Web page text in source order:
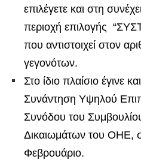
επιλέγετε και στη
περιοχή επιλογής
που αντιστοιχεί στον
γεγονότων.
Στο ίδιο πλαίσιο έγινε
Συνάντηση Υψηλού
Συνόδου του
Δικαιωμάτων του ΟΗΕ,
Φεβρουάριο.